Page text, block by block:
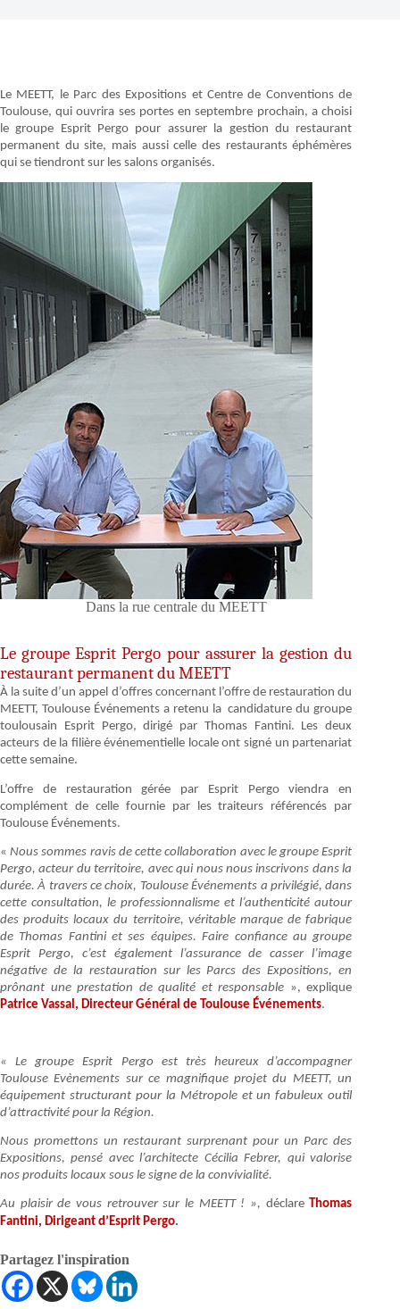
Le MEETT, le Parc des Expositions et Centre de Conventions de
Toulouse, qui ouvrira ses portes en septembre prochain, a choisi
le groupe Esprit Pergo pour assurer la gestion du restaurant
permanent du site, mais aussi celle des restaurants éphémères
qui se tiendront sur les salons organisés.
Dans la rue centrale du MEETT
Le groupe Esprit Pergo pour assurer la gestion du
restaurant permanent du MEETT
À la suite d’un appel d’offres concernant l’offre de restauration du
MEETT, Toulouse Événements a retenu la candidature du groupe
toulousain Esprit Pergo, dirigé par Thomas Fantini. Les deux
acteurs de la filière événementielle locale ont signé un partenariat
cette semaine.
L’offre de restauration gérée par Esprit Pergo viendra en
complément de celle fournie par les traiteurs référencés par
Toulouse Événements.
«Nous sommes ravis de cette collaboration avec le groupe Esprit
Pergo, acteur du territoire, avec qui nous nous inscrivons dans la
durée. À travers ce choix, Toulouse Événements a privilégié, dans
cette consultation, le professionnalisme et l’authenticité autour
des produits locaux du territoire, véritable marque de fabrique
de Thomas Fantini et ses équipes. Faire confiance au groupe
Esprit Pergo, c’est également l’assurance de casser l’image
négative de la restauration sur les Parcs des Expositions, en
prônant une prestation de qualité et responsable », explique
Patrice Vassal, Directeur Général de Toulouse Événements.
« Le groupe Esprit Pergo est très heureux d’accompagner
Toulouse Evènements sur ce magnifique projet du MEETT, un
équipement structurant pour la Métropole et un fabuleux outil
d’attractivité pour la Région.
Nous promettons un restaurant surprenant pour un Parc des
Expositions, pensé avec l’architecte Cécilia Febrer, qui valorise
nos produits locaux sous le signe de la convivialité.
Au plaisir de vous retrouver sur le MEETT ! », déclare Thomas
Fantini, Dirigeant d’Esprit Pergo.
Partagez l'inspiration